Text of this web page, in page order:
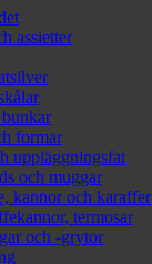
assietter
formar
uppläggningsfat
och muggar
kannor och karaffer
termosar
och -grytor